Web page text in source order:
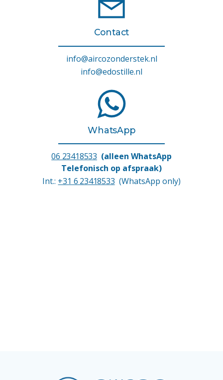
Contact
info@aircozonderstek.nl
info@edostille.nl
WhatsApp
06 23418533 (alleen WhatsApp
Telefonisch op afspraak)
Int.: +31 6 23418533 (WhatsApp only)